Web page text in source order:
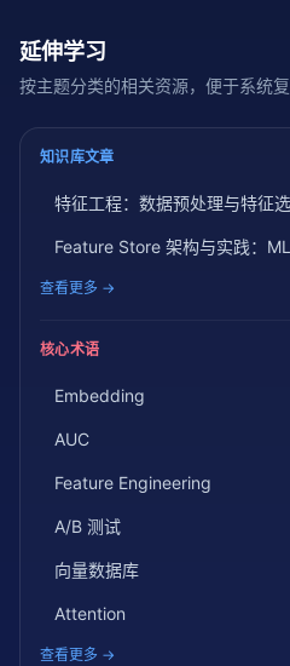
延伸学习
按主题分类的相关资源，便于系统
知识库文章
特征工程：数据预处理与特征
Feature Store 架构与实践：
查看更多 →
核心术语
Embedding
AUC
Feature Engineering
A/B 测试
向量数据库
Attention
查看更多 →